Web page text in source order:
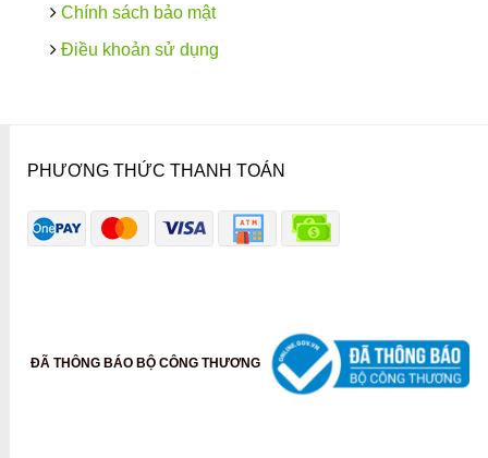
Chính sách bảo mật
Điều khoản sử dụng
PHƯƠNG THỨC THANH TOÁN
ĐÃ THÔNG BÁO BỘ CÔNG THƯƠNG